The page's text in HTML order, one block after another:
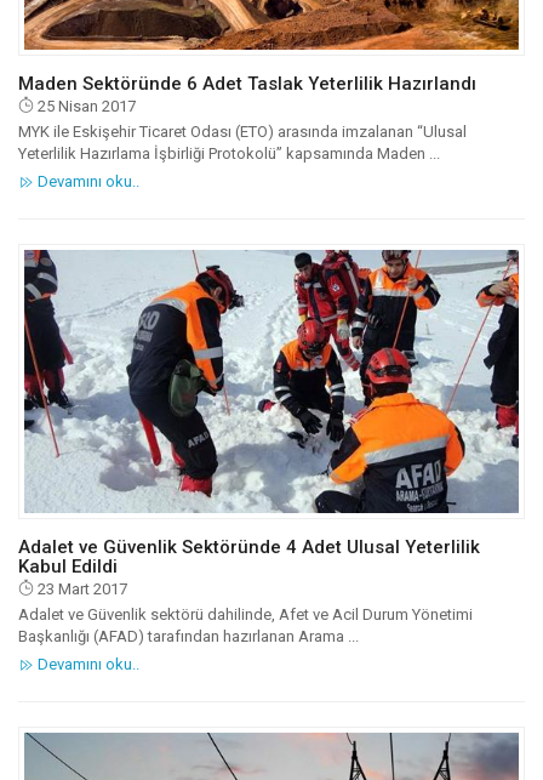
Maden Sektöründe 6 Adet Taslak Yeterlilik Hazırlandı
25 Nisan 2017
MYK ile Eskişehir Ticaret Odası (ETO) arasında imzalanan “Ulusal
Yeterlilik Hazırlama İşbirliği Protokolü” kapsamında Maden ...
Devamını oku..
Adalet ve Güvenlik Sektöründe 4 Adet Ulusal Yeterlilik
Kabul Edildi
23 Mart 2017
Adalet ve Güvenlik sektörü dahilinde, Afet ve Acil Durum Yönetimi
Başkanlığı (AFAD) tarafından hazırlanan Arama ...
Devamını oku..